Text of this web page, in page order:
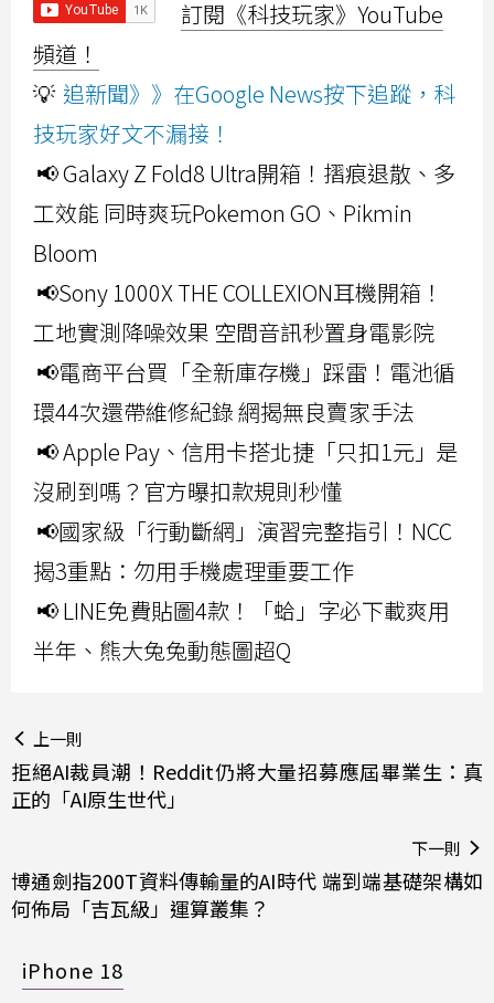
訂閱《科技玩家》YouTube
頻道！
💡 追新聞》》在Google News按下追蹤，科
技玩家好文不漏接！
📢 Galaxy Z Fold8 Ultra開箱！摺痕退散、多
工效能 同時爽玩Pokemon GO、Pikmin
Bloom
📢Sony 1000X THE COLLEXION耳機開箱！
工地實測降噪效果 空間音訊秒置身電影院
📢電商平台買「全新庫存機」踩雷！電池循
環44次還帶維修紀錄 網揭無良賣家手法
📢 Apple Pay、信用卡搭北捷「只扣1元」是
沒刷到嗎？官方曝扣款規則秒懂
📢國家級「行動斷網」演習完整指引！NCC
揭3重點：勿用手機處理重要工作
📢 LINE免費貼圖4款！「蛤」字必下載爽用
半年、熊大兔兔動態圖超Q
上一則
拒絕AI裁員潮！Reddit仍將大量招募應屆畢業生：真
正的「AI原生世代」
下一則
博通劍指200T資料傳輸量的AI時代 端到端基礎架構如
何佈局「吉瓦級」運算叢集？
iPhone 18